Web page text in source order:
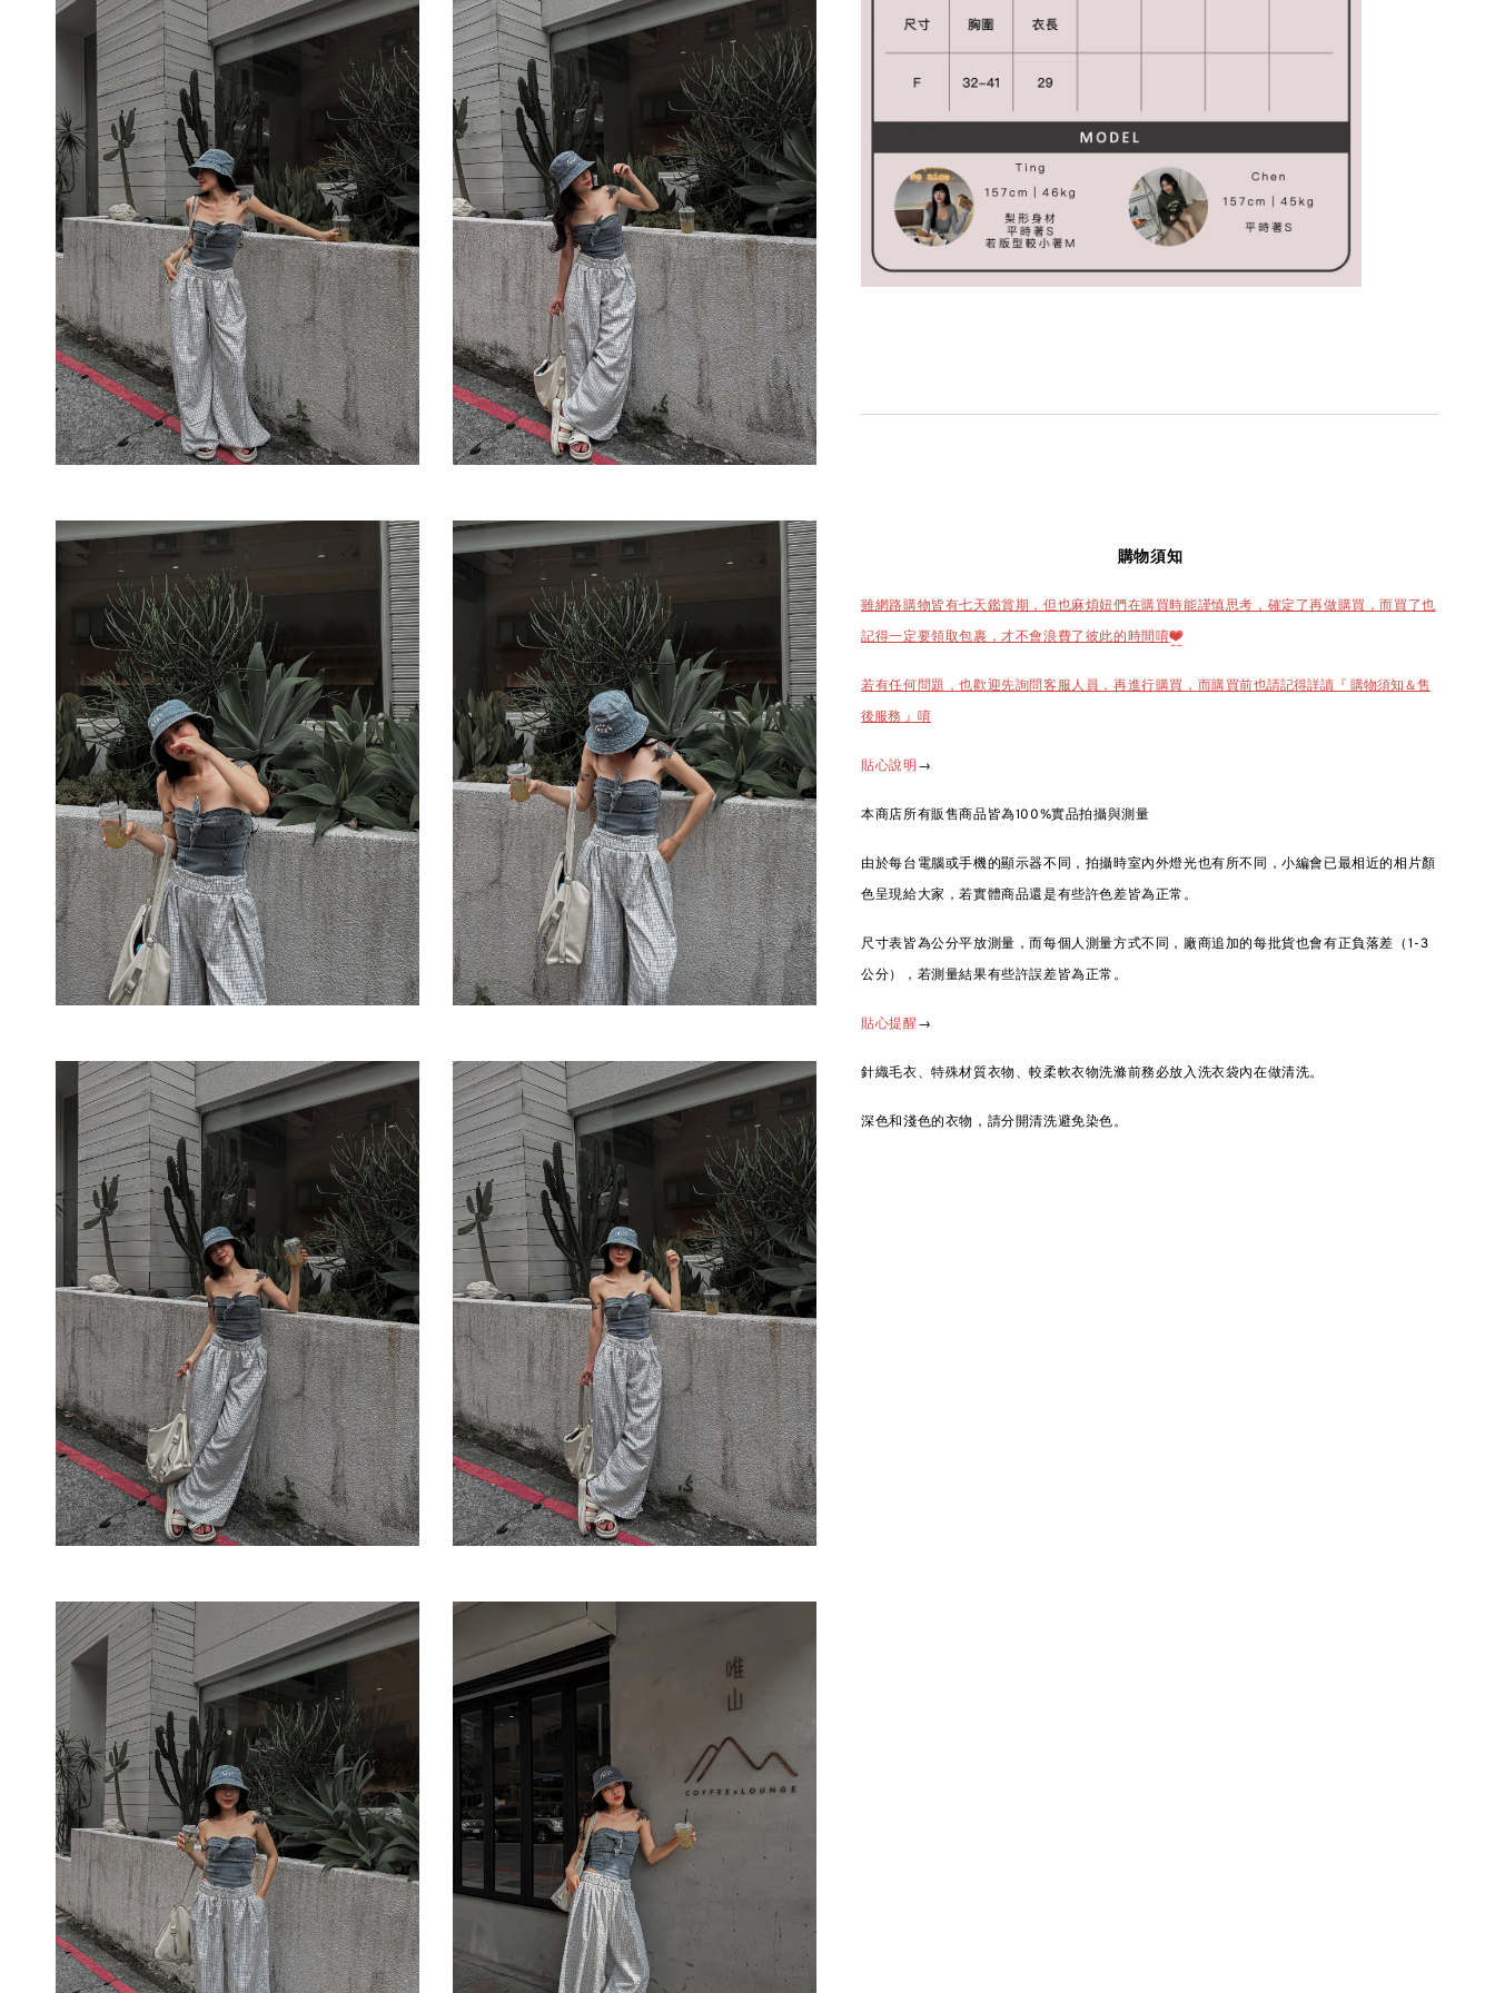
購物須知
雖網路購物皆有七天鑑賞期，但也麻煩妞們在購買時能謹慎思考，確定了再做購買，而買了也
記得一定要領取包裹，才不會浪費了彼此的時間唷❤️
若有任何問題，也歡迎先詢問客服人員，再進行購買，而購買前也請記得詳讀『 購物須知＆售
後服務 』唷
貼心說明 →
本商店所有販售商品皆為100%實品拍攝與測量
由於每台電腦或手機的顯示器不同，拍攝時室內外燈光也有所不同，小編會已最相近的相片顏
色呈現給大家，若實體商品還是有些許色差皆為正常。
尺寸表皆為公分平放測量，而每個人測量方式不同，廠商追加的每批貨也會有正負落差（1-3
公分），若測量結果有些許誤差皆為正常。
貼心提醒→
針織毛衣、特殊材質衣物、較柔軟衣物洗滌前務必放入洗衣袋內在做清洗。
深色和淺色的衣物，請分開清洗避免染色。